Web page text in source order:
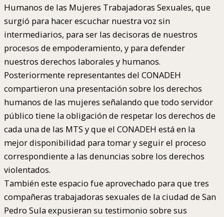
Humanos de las Mujeres Trabajadoras Sexuales, que
surgió para hacer escuchar nuestra voz sin
intermediarios, para ser las decisoras de nuestros
procesos de empoderamiento, y para defender
nuestros derechos laborales y humanos.
Posteriormente representantes del CONADEH
compartieron una presentación sobre los derechos
humanos de las mujeres señalando que todo servidor
público tiene la obligación de respetar los derechos de
cada una de las MTS y que el CONADEH está en la
mejor disponibilidad para tomar y seguir el proceso
correspondiente a las denuncias sobre los derechos
violentados.
También este espacio fue aprovechado para que tres
compañeras trabajadoras sexuales de la ciudad de San
Pedro Sula expusieran su testimonio sobre sus